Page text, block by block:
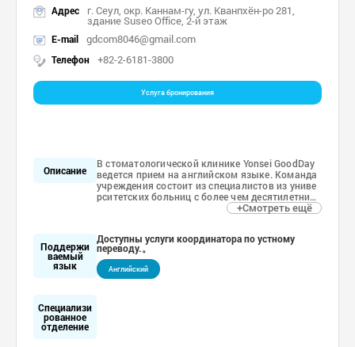
Адрес г. Сеул, окр. Каннам-гу, ул. Кванпхён-ро 281,
здание Suseo Office, 2-й этаж
E-mail gdcom8046@gmail.com
Телефон +82-2-6181-3800
Услуга бронирования
Описание
В стоматологической клинике Yonsei GoodDay
ведется прием на английском языке. Команда
учреждения состоит из специалистов из униве
рситетских больниц с более чем десятилетним
опытом работы в своих областях. Клиника пре
возврат налогов. Пройдите стоматологическое
лечение без боли благодаря анестезии и седац
ии.
+Смотреть ещё
Поддержи
ваемый
язык
Доступны услуги координатора по устному
переводу.。
Английский
Специализи
рованное
отделение